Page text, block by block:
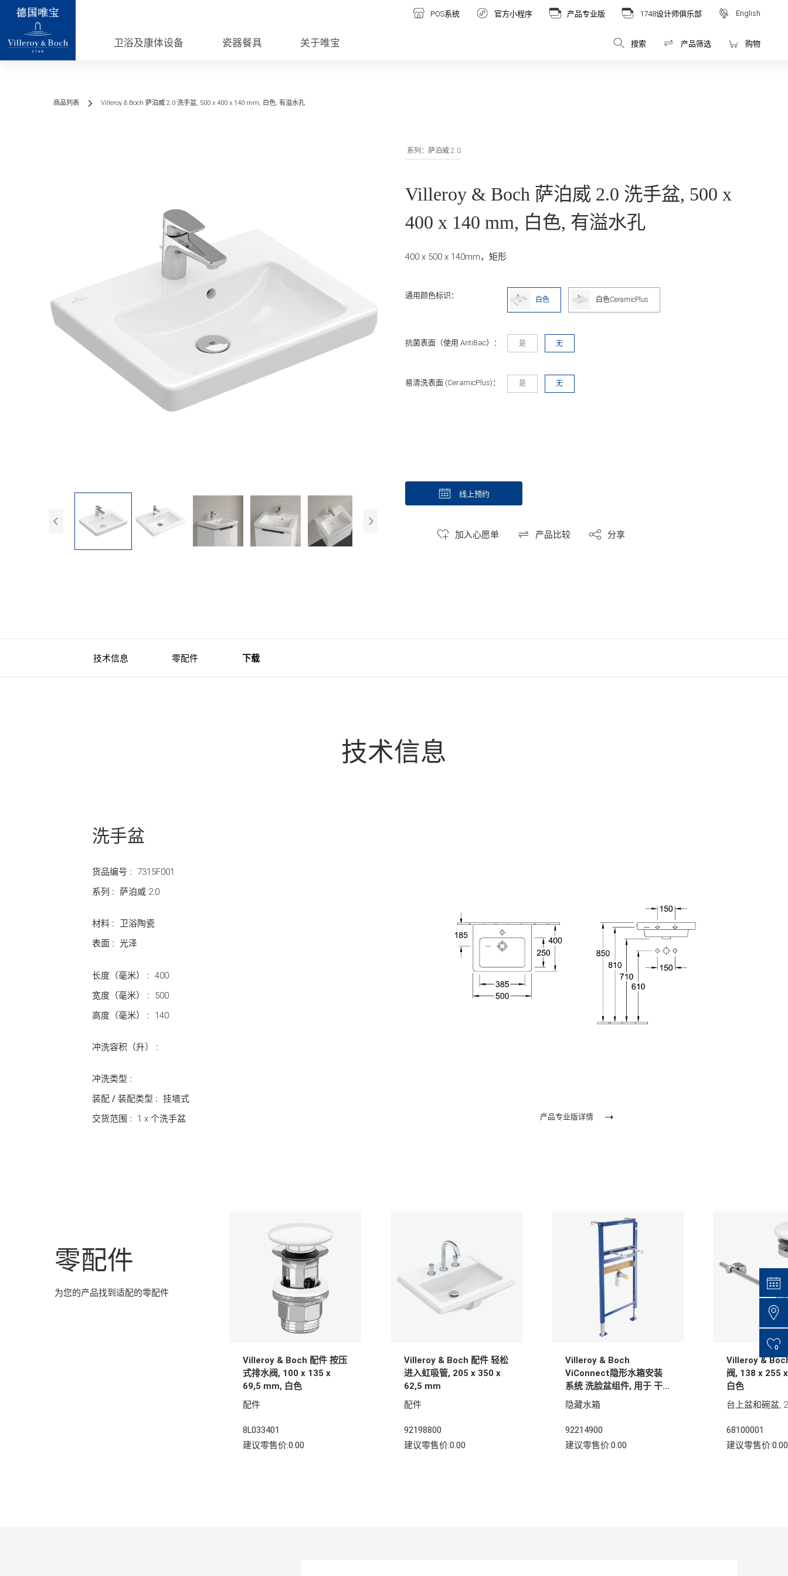
POS系统 官方小程序 产品专业版 1748设计师俱乐部 English
卫浴及康体设备 瓷器餐具 关于唯宝 搜索 产品筛选 购物
0
商品列表 Villeroy & Boch 萨泊威 2.0 洗手盆, 500 x 400 x 140 mm, 白色, 有溢水孔
系列：萨泊威 2.0
Villeroy & Boch 萨泊威 2.0 洗手盆, 500 x
400 x 140 mm, 白色, 有溢水孔
400 x 500 x 140mm，矩形
通用颜色标识： 白色 白色CeramicPlus
抗菌表面（使用 AntiBac）： 是 无
易清洗表面 (CeramicPlus)： 是 无
线上预约
加入心愿单 产品比较 分享
技术信息 零配件 下载
技术信息
洗手盆
货品编号 :
7315F001
系列 : 萨泊威 2.0
材料 :
卫浴陶瓷
表面 : 光泽
长度（毫米） : 400
宽度（毫米） :
500
高度（毫米） :
140
冲洗容积（升） :
冲洗类型 :
装配 / 装配类型 : 挂墙式
交货范围 :
1 x 个洗手盆 产品专业版详情
零配件
为您的产品找到适配的零配件
Villeroy & Boch 配件 按压
式排水阀, 100 x 135 x
69,5 mm, 白色
配件
8L033401
建议零售价:0.00
Villeroy & Boch 配件 轻松
进入虹吸管, 205 x 350 x
62,5 mm
配件
92198800
建议零售价:0.00
Villeroy & Boch
ViConnect隐形水箱安装
系统 洗脸盆组件, 用于 干
砌墙结构, 525 x 75 x
1120 mm
隐藏水箱
92214900
建议零售价:0.00
Villeroy &
阀, 138 x 255
白色
68100001
建议零售价:0.00